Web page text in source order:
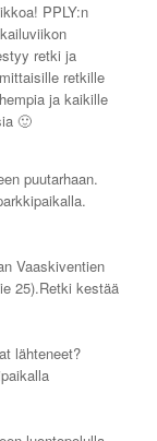
PPLY:n
retki ja
retkille
ja kaikille
🙂
puutarhaan.
Vaaskiventien
25).Retki kestää
lähteneet?